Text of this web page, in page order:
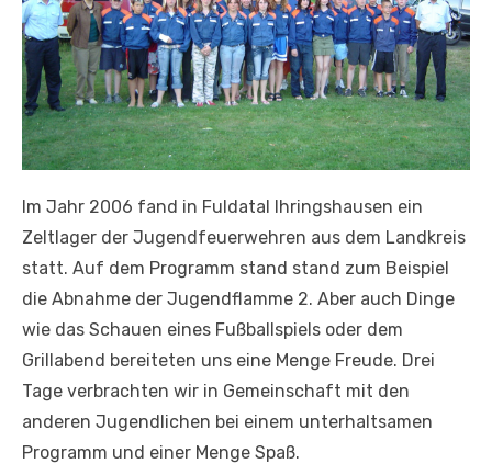
Im Jahr 2006 fand in Fuldatal Ihringshausen ein
Zeltlager der Jugendfeuerwehren aus dem Landkreis
statt. Auf dem Programm stand stand zum Beispiel
die Abnahme der Jugendflamme 2. Aber auch Dinge
wie das Schauen eines Fußballspiels oder dem
Grillabend bereiteten uns eine Menge Freude. Drei
Tage verbrachten wir in Gemeinschaft mit den
anderen Jugendlichen bei einem unterhaltsamen
Programm und einer Menge Spaß.